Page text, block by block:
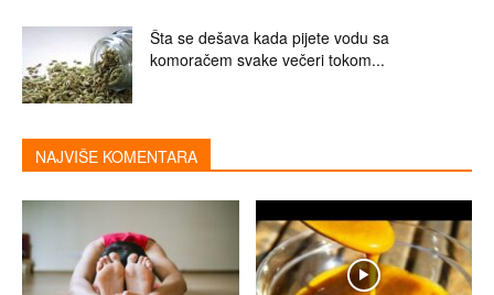
Šta se dešava kada pijete vodu sa
komoračem svake večeri tokom...
NAJVIŠE KOMENTARA